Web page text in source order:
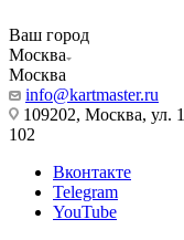
Ваш город
Москва
Москва
info@kartmaster.ru
109202, Москва, ул.
102
Вконтакте
Telegram
YouTube